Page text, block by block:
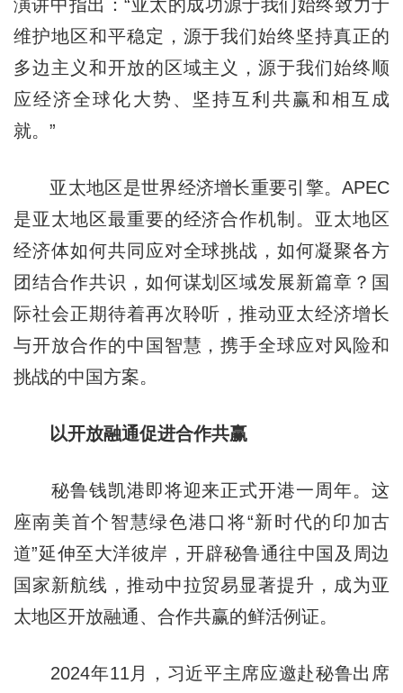
演讲中指出：“亚太的成功源于我们始终致力于
维护地区和平稳定，源于我们始终坚持真正的
多边主义和开放的区域主义，源于我们始终顺
应经济全球化大势、坚持互利共赢和相互成
就。”
亚太地区是世界经济增长重要引擎。APEC
是亚太地区最重要的经济合作机制。亚太地区
经济体如何共同应对全球挑战，如何凝聚各方
团结合作共识，如何谋划区域发展新篇章？国
际社会正期待着再次聆听，推动亚太经济增长
与开放合作的中国智慧，携手全球应对风险和
挑战的中国方案。
以开放融通促进合作共赢
秘鲁钱凯港即将迎来正式开港一周年。这
座南美首个智慧绿色港口将“新时代的印加古
道”延伸至大洋彼岸，开辟秘鲁通往中国及周边
国家新航线，推动中拉贸易显著提升，成为亚
太地区开放融通、合作共赢的鲜活例证。
2024年11月，习近平主席应邀赴秘鲁出席